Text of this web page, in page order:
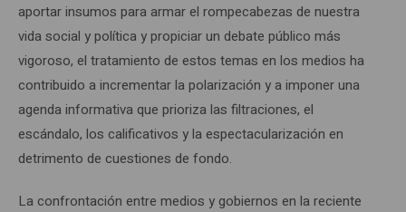
aportar insumos para armar el rompecabezas de nuestra
vida social y política y propiciar un debate público más
vigoroso, el tratamiento de estos temas en los medios ha
contribuido a incrementar la polarización y a imponer una
agenda informativa que prioriza las filtraciones, el
escándalo, los calificativos y la espectacularización en
detrimento de cuestiones de fondo.
La confrontación entre medios y gobiernos en la reciente